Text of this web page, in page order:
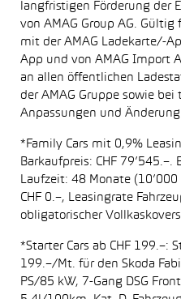
langfristigen Förderung
von AMAG Group AG.
mit der AMAG Ladekarte/-
App und von AMAG Import
an allen öffentlichen
der AMAG Gruppe sowie
Anpassungen und
*Family Cars mit 0,9%
Barkaufpreis: CHF
Laufzeit: 48 Monate
CHF 0.–, Leasingrate
obligatorischer
*Starter Cars ab CHF 199.–:
199.–/Mt. für den Skoda
PS/85 kW, 7-Gang DSG